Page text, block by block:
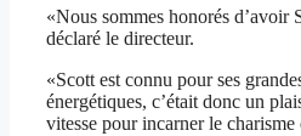
«Nous sommes honorés d’avoir
déclaré le directeur.
«Scott est connu pour ses
énergétiques, c’était donc un
vitesse pour incarner le charisme